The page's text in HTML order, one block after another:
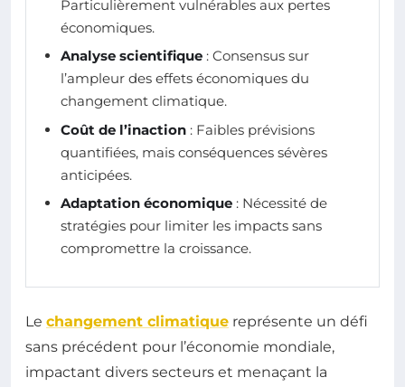
Particulièrement vulnérables aux pertes
économiques.
Analyse scientifique : Consensus sur
l’ampleur des effets économiques du
changement climatique.
Coût de l’inaction : Faibles prévisions
quantifiées, mais conséquences sévères
anticipées.
Adaptation économique : Nécessité de
stratégies pour limiter les impacts sans
compromettre la croissance.
Le changement climatique représente un défi
sans précédent pour l’économie mondiale,
impactant divers secteurs et menaçant la